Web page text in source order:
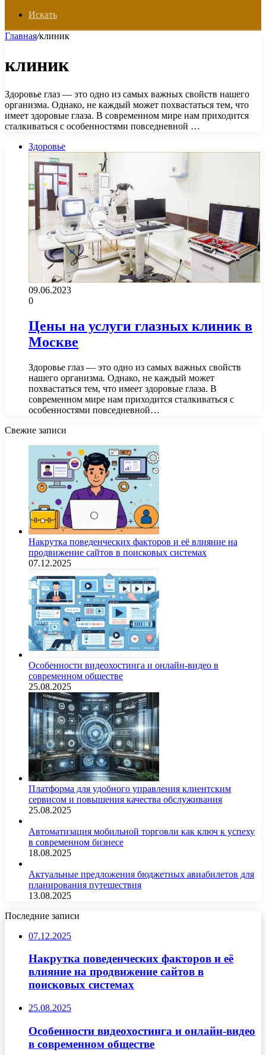
Искать
Главная/клиник
клиник
Здоровье глаз — это одно из самых важных свойств нашего
организма. Однако, не каждый может похвастаться тем, что
имеет здоровые глаза. В современном мире нам приходится
сталкиваться с особенностями повседневной …
Здоровье
09.06.2023
0
Цены на услуги глазных клиник в
Москве
Здоровье глаз — это одно из самых важных свойств
нашего организма. Однако, не каждый может
похвастаться тем, что имеет здоровые глаза. В
современном мире нам приходится сталкиваться с
особенностями повседневной…
Свежие записи
Накрутка поведенческих факторов и её влияние на
продвижение сайтов в поисковых системах
07.12.2025
Особенности видеохостинга и онлайн-видео в
современном обществе
25.08.2025
Платформа для удобного управления клиентским
сервисом и повышения качества обслуживания
25.08.2025
Автоматизация мобильной торговли как ключ к успеху
в современном бизнесе
18.08.2025
Актуальные предложения бюджетных авиабилетов для
планирования путешествия
13.08.2025
Последние записи
07.12.2025
Накрутка поведенческих факторов и её
влияние на продвижение сайтов в
поисковых системах
25.08.2025
Особенности видеохостинга и онлайн-видео
в современном обществе